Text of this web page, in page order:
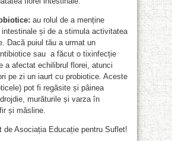
au rolul de a menține
și de a stimula activitatea
Dacă puiul tău a urmat un
sau a făcut o tixinfecție
a afectat echilibrul florei, atunci
pe zi un iaurt cu probiotice. Aceste
pot fi regăsite și pâinea
murăturile și varza în
și măsline.
de Asociația Educație pentru Suflet!